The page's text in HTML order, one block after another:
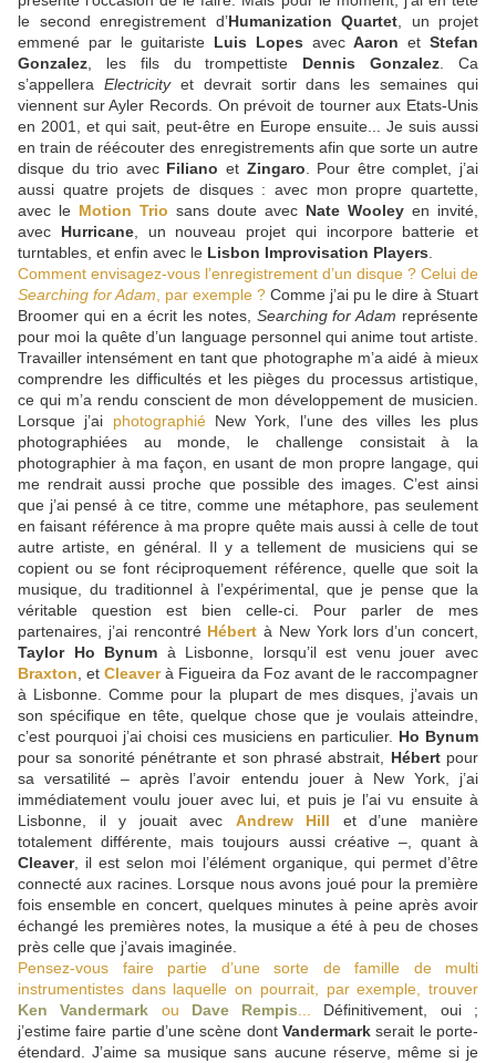
le second enregistrement d’Humanization Quartet , un projet
emmené par le guitariste Luis Lopes avecAaron etStefan
Gonzalez , les fils du trompettiste Dennis Gonzalez . Ca
s’appellera Electricityet devrait sortir dans les semaines qui
viennent sur Ayler Records. On prévoit de tourner aux Etats-Unis
en 2001, et qui sait, peut-être en Europe ensuite... Je suis aussi
en train de réécouter des enregistrements afin que sorte un autre
disque du trio avec Filiano et Zingaro . Pour être complet, j’ai
aussi quatre projets de disques : avec mon propre quartette,
avec le Motion Trio sans doute avec Nate Wooley en invité,
avec Hurricane, un nouveau projet qui incorpore batterie et
turntables, et enfin avec le Lisbon Improvisation Players
Comment envisagez-vous l’enregistrement d’un disque ? Celui de
Searching for Adam , par exemple ? Comme j’ai pu le dire à Stuart
Broomer qui en a écrit les notes, Searching for Adam représente
pour moi la quête d’un language personnel qui anime tout artiste.
Travailler intensément en tant que photographe m’a aidé à mieux
comprendre les difficultés et les pièges du processus artistique,
ce qui m’a rendu conscient de mon développement de musicien.
Lorsque j’ai photographié New York, l’une des villes les plus
photographiées au monde, le challenge consistait à la
photographier à ma façon, en usant de mon propre langage, qui
me rendrait aussi proche que possible des images. C’est ainsi
que j’ai pensé à ce titre, comme une métaphore, pas seulement
en faisant référence à ma propre quête mais aussi à celle de tout
autre artiste, en général. Il y a tellement de musiciens qui se
copient ou se font réciproquement référence, quelle que soit la
musique, du traditionnel à l’expérimental, que je pense que la
véritable question est bien celle-ci. Pour parler de mes
partenaires, j’ai rencontré Hébertà New York lors d’un concert,
Taylor Ho Bynum à Lisbonne, lorsqu’il est venu jouer avec
Braxton , etCleaver à Figueira da Foz avant de le raccompagner
à Lisbonne. Comme pour la plupart de mes disques, j’avais un
son spécifique en tête, quelque chose que je voulais atteindre,
c’est pourquoi j’ai choisi ces musiciens en particulier. Ho Bynum
pour sa sonorité pénétrante et son phrasé abstrait, Hébertpour
sa versatilité – après l’avoir entendu jouer à New York, j’ai
immédiatement voulu jouer avec lui, et puis je l’ai vu ensuite à
Lisbonne, il y jouait avec Andrew Hill
et d’une manière
totalement différente, mais toujours aussi créative –, quant à
Cleaver, il est selon moi l’élément organique, qui permet d’être
connecté aux racines. Lorsque nous avons joué pour la première
fois ensemble en concert, quelques minutes à peine après avoir
échangé les premières notes, la musique a été à peu de choses
près celle que j’avais imaginée.
Pensez-vous faire partie d’une sorte de famille de multi
instrumentistes dans laquelle on pourrait, par exemple, trouver
Ken Vandermark ou Dave Rempis
Définitivement, oui ;
j’estime faire partie d’une scène dont Vandermark serait le porte-
étendard. J’aime sa musique sans aucune réserve, même si je